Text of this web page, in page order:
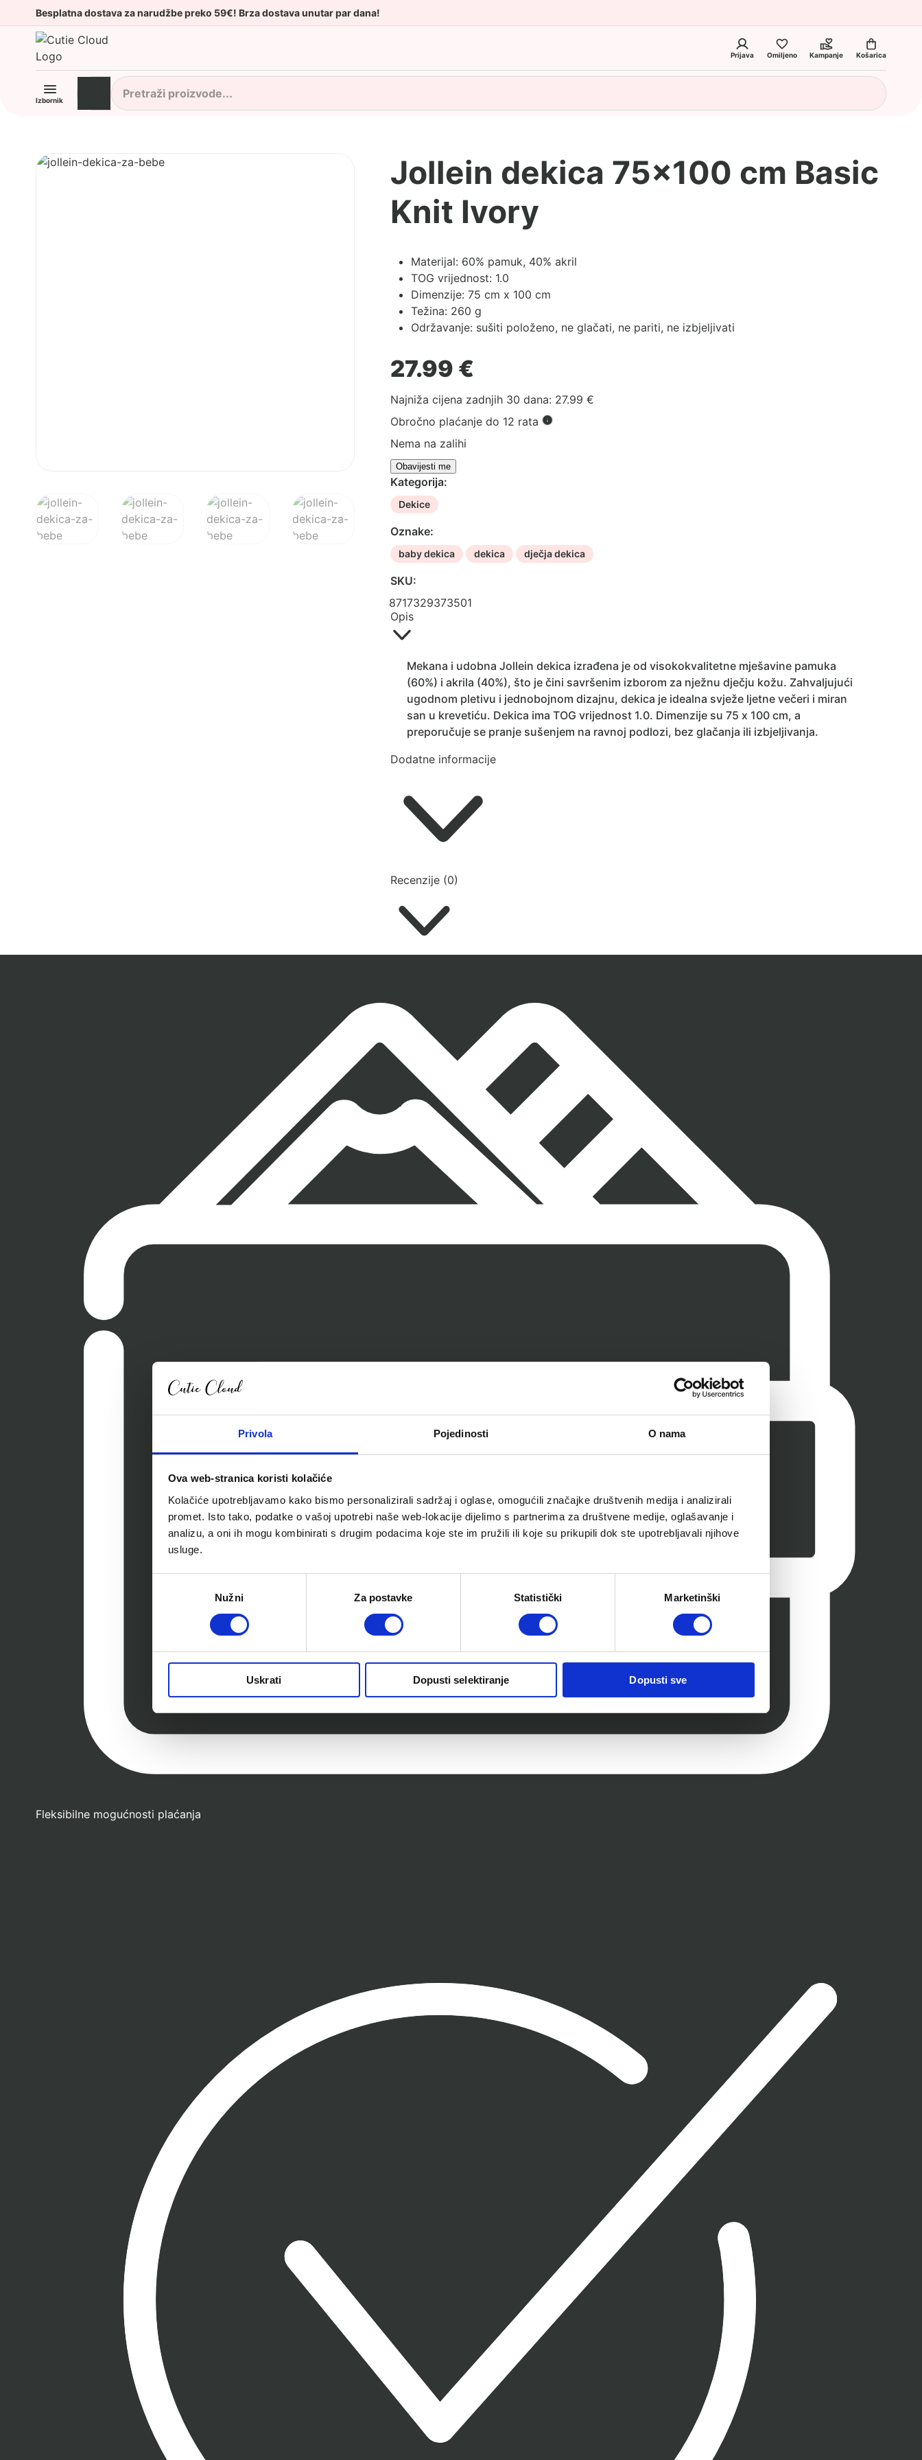
Privola Pojedinosti O nama
Ova web-stranica koristi kolačiće
Kolačiće upotrebljavamo kako bismo personalizirali sadržaj i oglase, omogućili značajke društvenih medija i analizirali
promet. Isto tako, podatke o vašoj upotrebi naše web-lokacije dijelimo s partnerima za društvene medije, oglašavanje i
analizu, a oni ih mogu kombinirati s drugim podacima koje ste im pružili ili koje su prikupili dok ste upotrebljavali njihove
usluge.
Nužni Za postavke Statistički Marketinški
Uskrati Dopusti selektiranje Dopusti sve
Besplatna dostava za narudžbe preko 59€! Brza dostava unutar par dana!
Prijava Omiljeno Kampanje Košarica
Izbornik
Jollein dekica 75×100 cm Basic
Knit Ivory
Materijal: 60% pamuk, 40% akril
TOG vrijednost: 1.0
Dimenzije: 75 cm x 100 cm
Težina: 260 g
Održavanje: sušiti položeno, ne glačati, ne pariti, ne izbjeljivati
27.99 €
Najniža cijena zadnjih 30 dana: 27.99 €
Obročno plaćanje do 12 rata
Nema na zalihi
Kategorija:
Dekice
Oznake:
baby dekica dekica dječja dekica
SKU:
8717329373501
Opis
Mekana i udobna Jollein dekica izrađena je od visokokvalitetne mješavine pamuka
(60%) i akrila (40%), što je čini savršenim izborom za nježnu dječju kožu. Zahvaljujući
ugodnom pletivu i jednobojnom dizajnu, dekica je idealna svježe ljetne večeri i miran
san u krevetiću. Dekica ima TOG vrijednost 1.0. Dimenzije su 75 x 100 cm, a
preporučuje se pranje sušenjem na ravnoj podlozi, bez glačanja ili izbjeljivanja.
Dodatne informacije
Recenzije (0)
Fleksibilne mogućnosti plaćanja